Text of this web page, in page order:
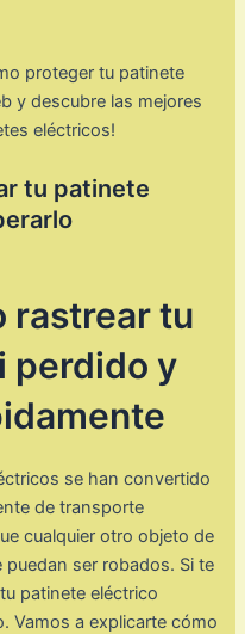
proteger tu patinete
y descubre las mejores
eléctricos!
tu patinete
rastrear tu
perdido y
se han convertido
de transporte
cualquier otro objeto de
puedan ser robados. Si te
patinete eléctrico
Vamos a explicarte cómo